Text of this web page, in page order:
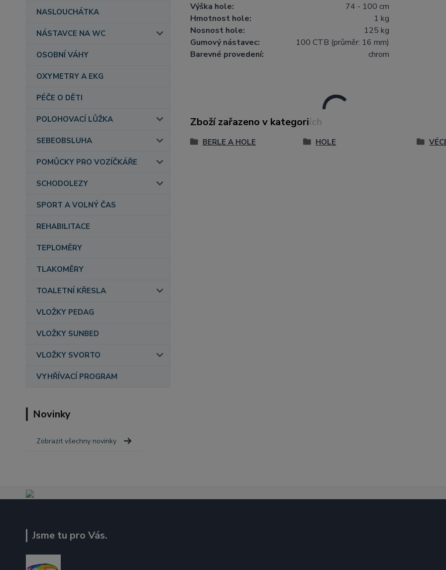
NASLOUCHÁTKA
NÁSTAVCE NA WC
OSOBNÍ VÁHY
OXYMETRY A EKG
PÉČE O DĚTI
POLOHOVACÍ LŮŽKA
SEBEOBSLUHA
POMŮCKY PRO VOZÍČKÁŘE
SCHODOLEZY
SPORT A VOLNÝ ČAS
REHABILITACE
TEPLOMĚRY
TLAKOMĚRY
TOALETNÍ KŘESLA
VLOŽKY PEDAG
VLOŽKY SUNBED
VLOŽKY SVORTO
VYHŘÍVACÍ PROGRAM
Novinky
Zobrazit všechny novinky
Výška hole:
74 - 100 cm
Hmotnost hole:
1 kg
Nosnost hole:
125 kg
Gumový nástavec:
100 CTB (průměr: 16 mm)
Barevné provedení:
chrom
Zboží zařazeno v kategoriích
BERLE A HOLE HOLE
Jsme tu pro Vás.